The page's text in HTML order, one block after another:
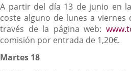
A partir del día 13 de junio en
coste alguno de lunes a viernes
través de la página web:
comisión por entrada de 1,20€.
Martes 18